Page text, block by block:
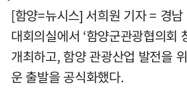
[함양=뉴시스] 서희원 기자 = 경
대회의실에서 ‘함양군관광협의회
개최하고, 함양 관광산업 발전을
운 출발을 공식화했다.